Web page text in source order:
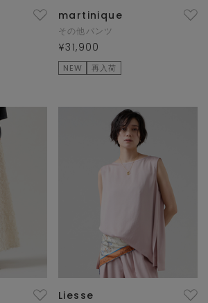
martinique
その他パンツ
¥31,900
NEW 再入荷
Liesse